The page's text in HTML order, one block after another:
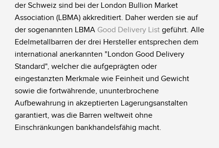
der Schweiz sind bei der London Bullion Market
Association (LBMA) akkreditiert. Daher werden sie auf
der sogenannten LBMA Good Delivery List geführt. Alle
Edelmetallbarren der drei Hersteller entsprechen dem
international anerkannten "London Good Delivery
Standard", welcher die aufgeprägten oder
eingestanzten Merkmale wie Feinheit und Gewicht
sowie die fortwährende, ununterbrochene
Aufbewahrung in akzeptierten Lagerungsanstalten
garantiert, was die Barren weltweit ohne
Einschränkungen bankhandelsfähig macht.